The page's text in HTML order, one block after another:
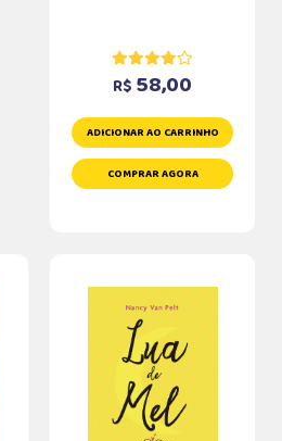
R$ 58,00
ADICIONAR AO CARRINHO
COMPRAR AGORA